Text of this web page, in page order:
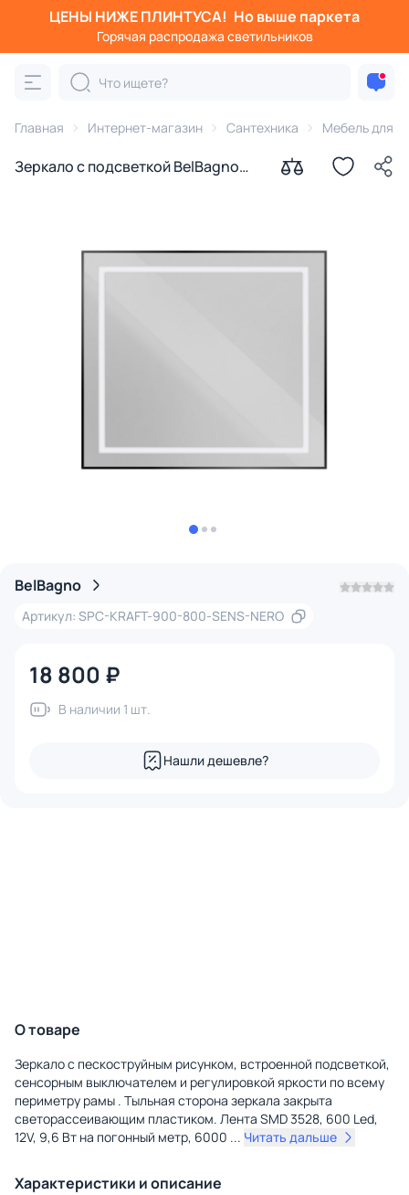
ЦЕНЫ НИЖЕ ПЛИНТУСА! Но выше паркета
Горячая распродажа светильников
Главная Интернет-магазин Сантехника Мебель для
Зеркало с подсветкой BelBagno
BelBagno
Артикул: SPC-KRAFT-900-800-SENS-NERO
18 800 ₽
В наличии 1 шт.
Нашли дешевле?
О товаре
Зеркало с пескоструйным рисунком, встроенной подсветкой,
сенсорным выключателем и регулировкой яркости по всему
периметру рамы . Тыльная сторона зеркала закрыта
светорассеивающим пластиком. Лента SMD 3528, 600 Led,
12V, 9,6 Вт на погонный метр, 6000 ... Читать дальше
Характеристики и описание